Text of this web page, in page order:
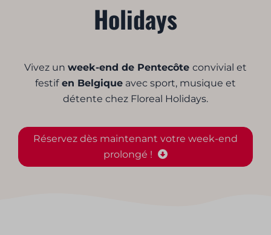
Holidays
Vivez un week-end de Pentecôte convivial et
festifen Belgique avec sport, musique et
détente chez Floreal Holidays.
Réservez dès maintenant votre week-end
prolongé !